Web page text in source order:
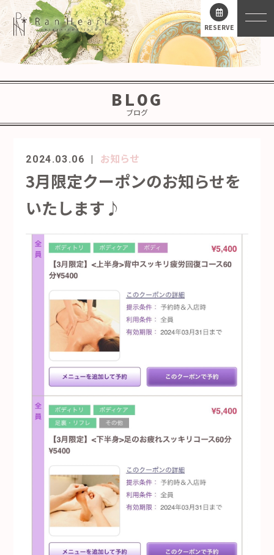
RESERVE
BLOG
ブログ
2024.03.06 お知らせ
3月限定クーポンのお知らせを
いたします♪